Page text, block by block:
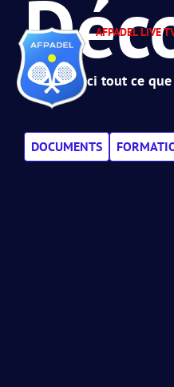
AFPADEL LIVE
Retrouve ici tout ce
DOCUMENTS